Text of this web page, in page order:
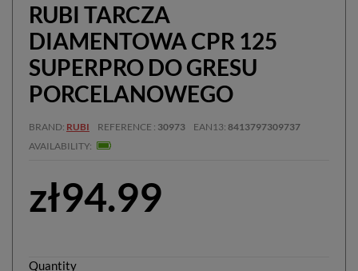
RUBI TARCZA
DIAMENTOWA CPR 125
SUPERPRO DO GRESU
PORCELANOWEGO
BRAND RUBI REFERENCE 30973 EAN13 8413797309737
AVAILABILITY
zł94.99
Quantity